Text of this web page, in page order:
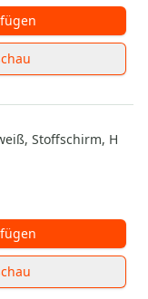
Stoffschirm, H